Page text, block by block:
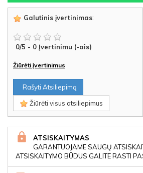
Galutinis įvertinimas:
0/5 - 0 Įvertinimu (-ais)
Žiūrėti įvertinimus
Rašyti Atsiliepimą
Žiūrėti visus atsiliepimus
ATSISKAITYMAS
GARANTUOJAME SAUGŲ
ATSISKAITYMO BŪDUS GALITE RASTI